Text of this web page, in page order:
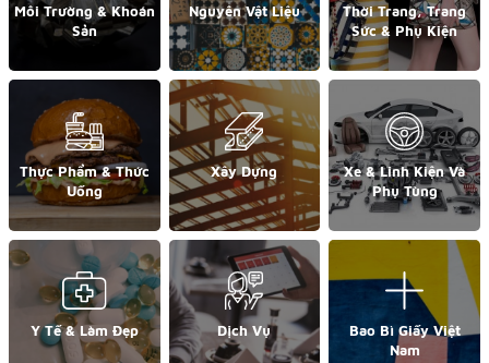
Môi Trường & Khoán
Sản
Nguyên Vật Liệu
Thời Trang, Trang
Sức & Phụ Kiện
Thực Phẩm & Thức
Uống
Xây Dựng
Xe & Linh Kiện Và
Phụ Tùng
Y Tế & Làm Đẹp Dịch Vụ
Bao Bì Giấy Việt
Nam